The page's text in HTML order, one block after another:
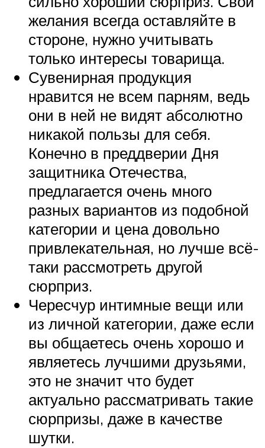
желания всегда оставляйте в
стороне, нужно учитывать
только интересы товарища.
Сувенирная продукция
нравится не всем парням, ведь
они в ней не видят абсолютно
никакой пользы для себя.
Конечно в преддверии Дня
защитника Отечества,
предлагается очень много
разных вариантов из подобной
категории и цена довольно
привлекательная, но лучше всё-
таки рассмотреть другой
сюрприз.
Чересчур интимные вещи или
из личной категории, даже если
вы общаетесь очень хорошо и
являетесь лучшими друзьями,
это не значит что будет
актуально рассматривать такие
сюрпризы, даже в качестве
шутки.